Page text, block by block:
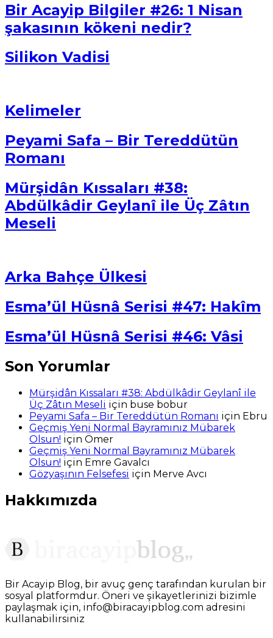
Bir Acayip Bilgiler #26: 1 Nisan
şakasının kökeni nedir?
Silikon Vadisi
Kelimeler
Peyami Safa – Bir Tereddütün
Romanı
Mürşidân Kıssaları #38:
Abdülkâdir Geylanî ile Üç Zâtın
Meseli
Arka Bahçe Ülkesi
Esma’ül Hüsnâ Serisi #47: Hakîm
Esma’ül Hüsnâ Serisi #46: Vâsi
Son Yorumlar
Mürşidân Kıssaları #38: Abdülkâdir Geylanî ile
Üç Zâtın Meseli için buse bobur
Peyami Safa – Bir Tereddütün Romanı için Ebru
Geçmiş Yeni Normal Bayramınız Mübarek
Olsun! için Ömer
Geçmiş Yeni Normal Bayramınız Mübarek
Olsun! için Emre Gavalcı
Gözyaşının Felsefesi için Merve Avcı
Hakkımızda
Bir Acayip Blog, bir avuç genç tarafından kurulan bir
sosyal platformdur. Öneri ve şikayetlerinizi bizimle
paylaşmak için, info@biracayipblog.com adresini
kullanabilirsiniz